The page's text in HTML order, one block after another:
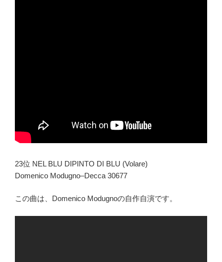
23位 NEL BLU DIPINTO DI BLU (Volare)
Domenico Modugno–Decca 30677
この曲は、Domenico Modugnoの自作自演です。